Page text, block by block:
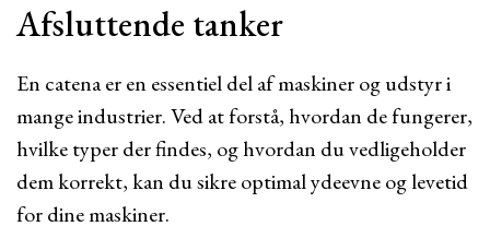
Afsluttende tanker
En catena er en essentiel del af maskiner og udstyr i
mange industrier. Ved at forstå, hvordan de fungerer,
hvilke typer der findes, og hvordan du vedligeholder
dem korrekt, kan du sikre optimal ydeevne og levetid
for dine maskiner.